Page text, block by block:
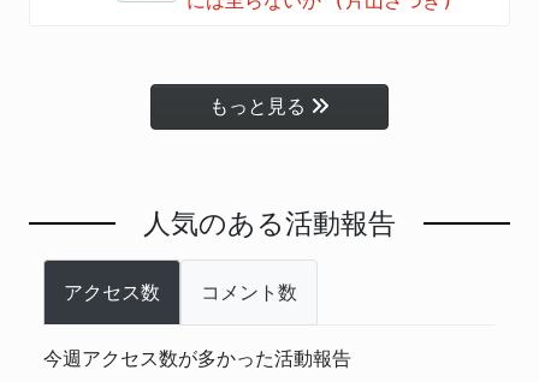
もっと見る
人気のある活動報告
アクセス数 コメント数
今週アクセス数が多かった活動報告